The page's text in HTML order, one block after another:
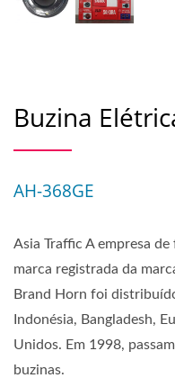
Buzina
AH-368GE
Asia Traffic A empresa
marca registrada da
Brand Horn foi
Indonésia, Bangladesh,
Unidos. Em 1998,
buzinas.